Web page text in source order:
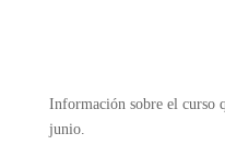
Información sobre el curso
junio.